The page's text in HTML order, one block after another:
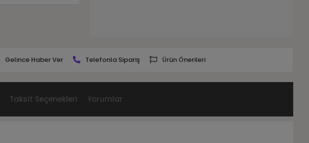
Gelince Haber Ver Telefonla Sipariş Ürün Önerileri
Taksit Seçenekleri Yorumlar